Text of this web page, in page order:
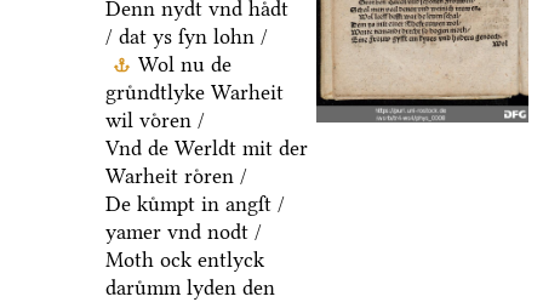
Denn nydt vnd haͤdt
/ dat ys ſyn lohn /
Wol nu de
gruͤndtlyke Warheit
wil voͤren /
Vnd de Werldt mit der
Warheit roͤren /
De kuͤmpt in angſt /
yamer vnd nodt /
Moth ock entlyck
daruͤmm lyden den